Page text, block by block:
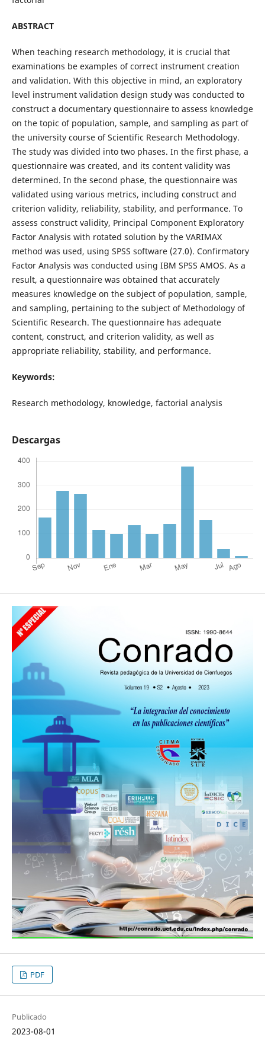
ABSTRACT
When teaching research methodology, it is crucial that
examinations be examples of correct instrument creation
and validation. With this objective in mind, an exploratory
level instrument validation design study was conducted to
construct a documentary questionnaire to assess knowledge
on the topic of population, sample, and sampling as part of
the university course of Scientific Research Methodology.
The study was divided into two phases. In the first phase, a
questionnaire was created, and its content validity was
determined. In the second phase, the questionnaire was
validated using various metrics, including construct and
criterion validity, reliability, stability, and performance. To
assess construct validity, Principal Component Exploratory
Factor Analysis with rotated solution by the VARIMAX
method was used, using SPSS software (27.0). Confirmatory
Factor Analysis was conducted using IBM SPSS AMOS. As a
result, a questionnaire was obtained that accurately
measures knowledge on the subject of population, sample,
and sampling, pertaining to the subject of Methodology of
Scientific Research. The questionnaire has adequate
content, construct, and criterion validity, as well as
appropriate reliability, stability, and performance.
Keywords:
Research methodology, knowledge, factorial analysis
Descargas
PDF
Publicado
2023-08-01